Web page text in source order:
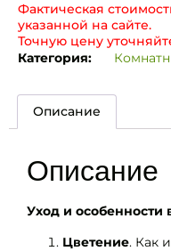
Фактическая
указанной на сайте.
Точную цену
Категория:
Описание
Описание
Уход и
Цветение. Как